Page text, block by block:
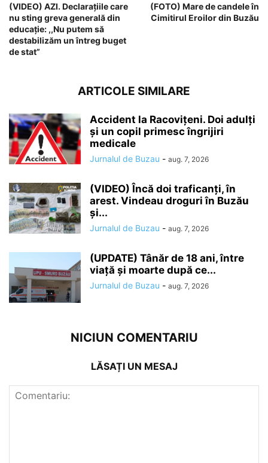
(VIDEO) AZI. Declarațiile care
nu sting greva generală din
educație: ,,Nu putem să
destabilizăm un întreg buget
de stat”
(FOTO) Mare de candele în
Cimitirul Eroilor din Buzău
ARTICOLE SIMILARE
Accident la Racovițeni. Doi adulți
și un copil primesc îngrijiri
medicale
Jurnalul de Buzau - aug. 7, 2026
(VIDEO) Încă doi traficanți, în
arest. Vindeau droguri în Buzău
și...
Jurnalul de Buzau - aug. 7, 2026
(UPDATE) Tânăr de 18 ani, între
viață și moarte după ce...
Jurnalul de Buzau - aug. 7, 2026
NICIUN COMENTARIU
LĂSAȚI UN MESAJ